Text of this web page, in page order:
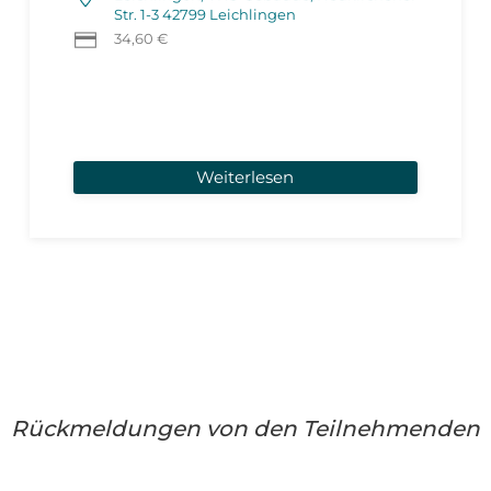
Str. 1-3 42799 Leichlingen
34,60 €
Weiterlesen
Rückmeldungen von den Teilnehmenden